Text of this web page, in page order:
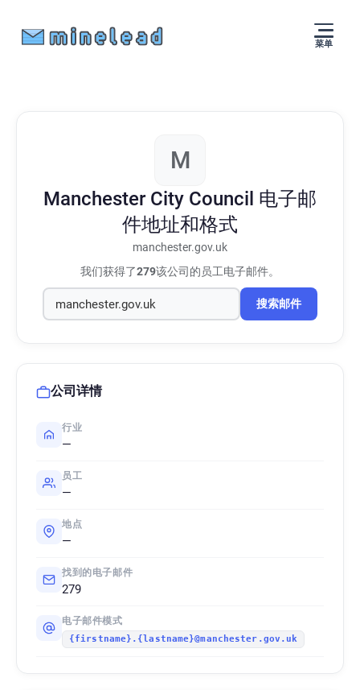
菜单
M
Manchester City Council 电子邮
件地址和格式
manchester.gov.uk
我们获得了279该公司的员工电子邮件。
搜索邮件
公司详情
行业
—
员工
—
地点
—
找到的电子邮件
279
电子邮件模式
{firstname}.{lastname}@manchester.gov.uk